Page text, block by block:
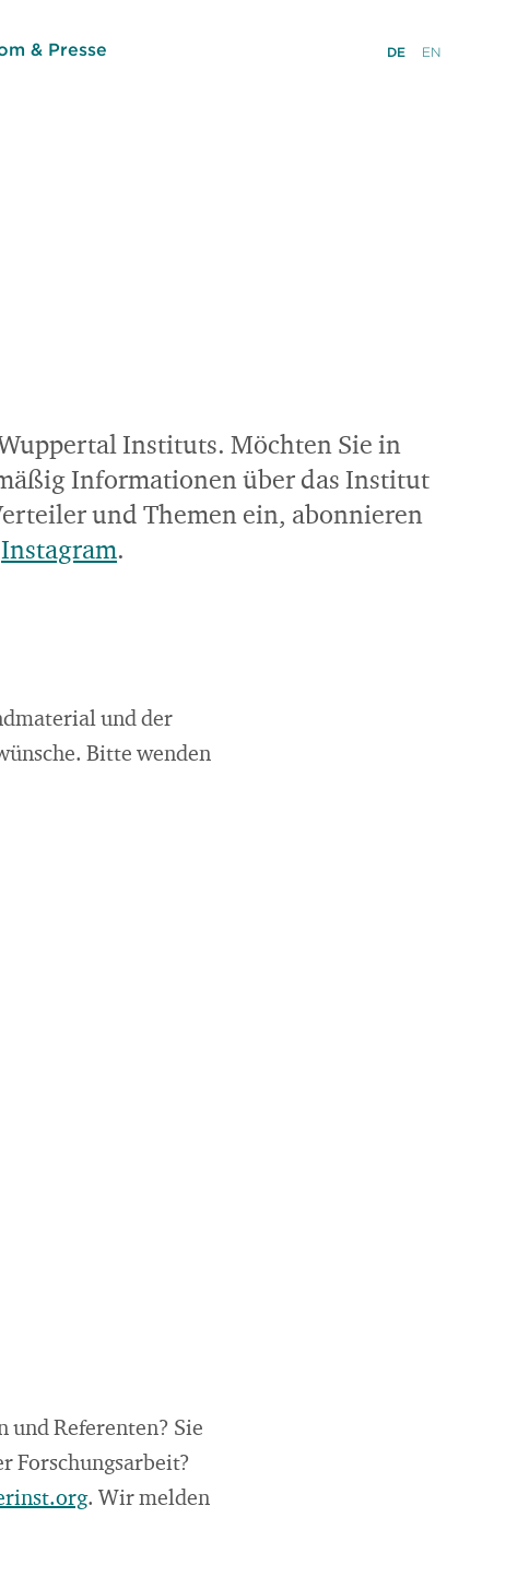
& Presse DE EN
Instituts. Möchten Sie in
Informationen über das Institut
und Themen ein, abonnieren
Instagram.
und der
Bitte wenden
und Referenten? Sie
Forschungsarbeit?
. Wir melden